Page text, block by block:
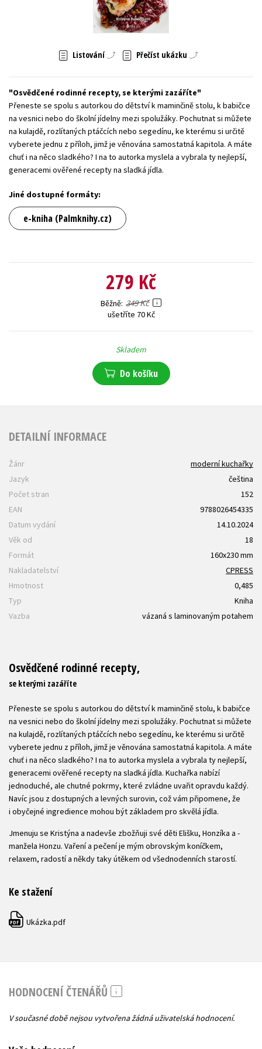
Zahraniční literatura
Listování Přečíst ukázku
Osvědčené rodinné recepty, se kterými zazáříte
Přeneste se spolu s autorkou do dětství k maminčině stolu, k babičce
na vesnici nebo do školní jídelny mezi spolužáky. Pochutnat si můžete
na kulajdě, rozlítaných ptáčcích nebo segedínu, ke kterému si určitě
vyberete jednu z příloh, jimž je věnována samostatná kapitola. A máte
chuť i na něco sladkého? I na to autorka myslela a vybrala ty nejlepší,
generacemi ověřené recepty na sladká jídla.
Jiné dostupné formáty:
e-kniha (Palmknihy.cz)
279 Kč
Běžně 349 Kč
ušetříte 70 Kč
Skladem
Do košíku
DETAILNÍ INFORMACE
Žánr
moderní kuchařky
Jazyk
čeština
Počet stran
152
EAN
9788026454335
Datum vydání
14.10.2024
Věk od
18
Formát
160x230 mm
Nakladatelství
CPRESS
Hmotnost
0,485
Typ
Kniha
Vazba
vázaná s laminovaným potahem
Osvědčené rodinné recepty,
se kterými zazáříte
Přeneste se spolu s autorkou do dětství k maminčině stolu, k babičce
na vesnici nebo do školní jídelny mezi spolužáky. Pochutnat si můžete
na kulajdě, rozlítaných ptáčcích nebo segedínu, ke kterému si určitě
vyberete jednu z příloh, jimž je věnována samostatná kapitola. A máte
chuť i na něco sladkého? I na to autorka myslela a vybrala ty nejlepší,
generacemi ověřené recepty na sladká jídla. Kuchařka nabízí
jednoduché, ale chutné pokrmy, které zvládne uvařit opravdu každý.
Navíc jsou z dostupných a levných surovin, což vám připomene, že
i obyčejné ingredience mohou být základem pro skvělá jídla.
Jmenuju se Kristýna a nadevše ­zbožňuji své děti Elišku, Honzíka a ­
manžela Honzu. Vaření a pečení je mým obrovským koníčkem,
relaxem, radostí a někdy taky útěkem od všednodenních starostí.
Ke stažení
PDF Ukázka.pdf
HODNOCENÍ ČTENÁŘŮ
V současné době nejsou vytvořena žádná uživatelská hodnocení.